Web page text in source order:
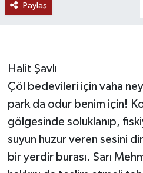
Paylaş
Halit Şavlı
Çöl bedevileri için vaha
park da odur benim için!
gölgesinde soluklanıp,
suyun huzur veren sesini
bir yerdir burası. Sarı
Bilim & Teknoloji
RESMİ İLANLAR
Son Dakika Haberleri